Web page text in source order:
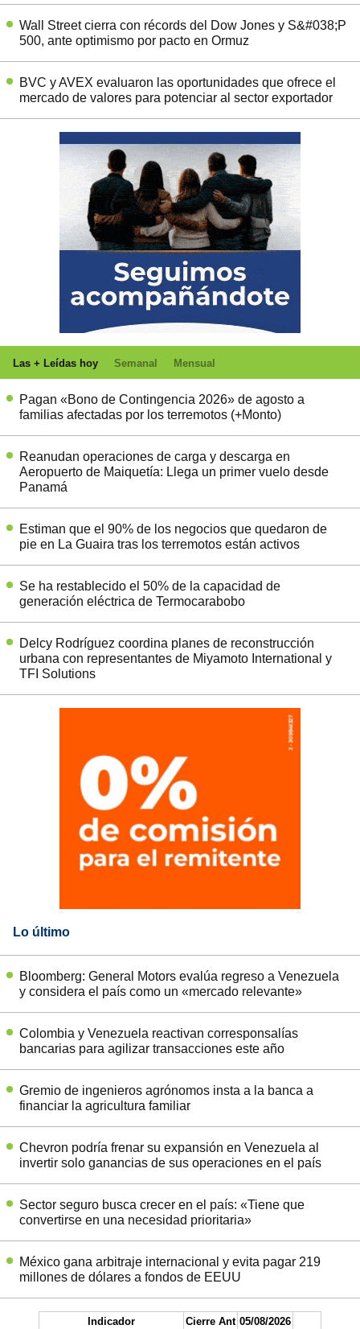
Wall Street cierra con récords del Dow Jones y S&#038;P
500, ante optimismo por pacto en Ormuz
BVC y AVEX evaluaron las oportunidades que ofrece el
mercado de valores para potenciar al sector exportador
Las + Leídas hoy Semanal Mensual
Pagan «Bono de Contingencia 2026» de agosto a
familias afectadas por los terremotos (+Monto)
Reanudan operaciones de carga y descarga en
Aeropuerto de Maiquetía: Llega un primer vuelo desde
Panamá
Estiman que el 90% de los negocios que quedaron de
pie en La Guaira tras los terremotos están activos
Se ha restablecido el 50% de la capacidad de
generación eléctrica de Termocarabobo
Delcy Rodríguez coordina planes de reconstrucción
urbana con representantes de Miyamoto International y
TFI Solutions
Lo último
Bloomberg: General Motors evalúa regreso a Venezuela
y considera el país como un «mercado relevante»
Colombia y Venezuela reactivan corresponsalías
bancarias para agilizar transacciones este año
Gremio de ingenieros agrónomos insta a la banca a
financiar la agricultura familiar
Chevron podría frenar su expansión en Venezuela al
invertir solo ganancias de sus operaciones en el país
Sector seguro busca crecer en el país: «Tiene que
convertirse en una necesidad prioritaria»
México gana arbitraje internacional y evita pagar 219
millones de dólares a fondos de EEUU
Indicador Cierre Ant 05/08/2026